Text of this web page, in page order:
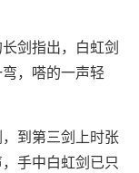
剑指出，白虹剑
，嗒的一声轻
到第三剑上时张
手中白虹剑已只